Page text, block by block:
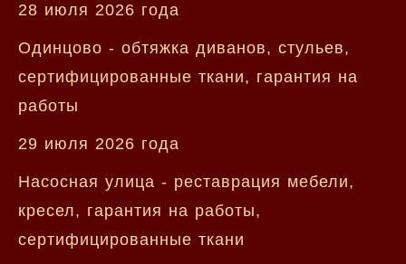
28 июля 2026 года
Одинцово - обтяжка диванов, стульев,
сертифицированные ткани, гарантия на
работы
29 июля 2026 года
Насосная улица - реставрация мебели,
кресел, гарантия на работы,
сертифицированные ткани